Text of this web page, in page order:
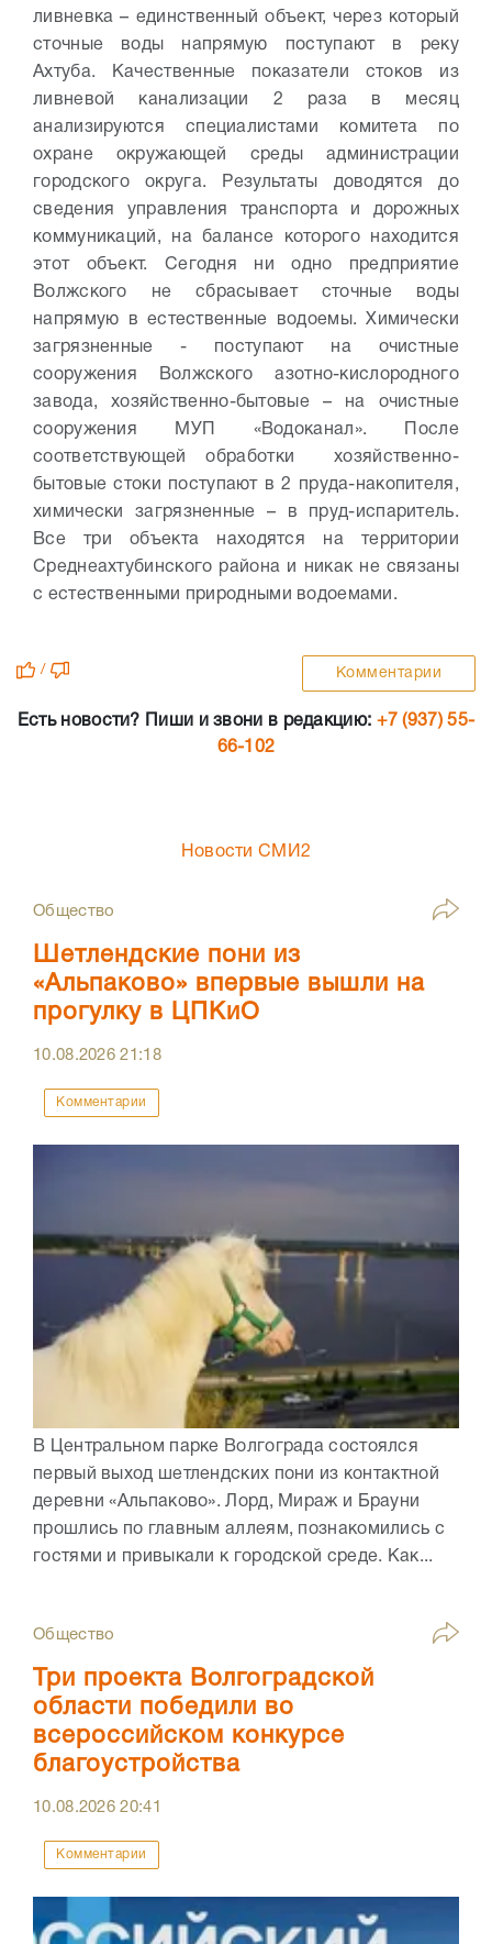
ливневка – единственный объект, через который
сточные воды напрямую поступают в реку
Ахтуба. Качественные показатели стоков из
ливневой канализации 2 раза в месяц
анализируются специалистами комитета по
охране окружающей среды администрации
городского округа. Результаты доводятся до
сведения управления транспорта и дорожных
коммуникаций, на балансе которого находится
этот объект. Сегодня ни одно предприятие
Волжского не сбрасывает сточные воды
напрямую в естественные водоемы. Химически
загрязненные - поступают на очистные
сооружения Волжского азотно-кислородного
завода, хозяйственно-бытовые – на очистные
сооружения МУП «Водоканал». После
соответствующей обработки хозяйственно-
бытовые стоки поступают в 2 пруда-накопителя,
химически загрязненные – в пруд-испаритель.
Все три объекта находятся на территории
Среднеахтубинского района и никак не связаны
с естественными природными водоемами.
/ Комментарии
Есть новости? Пиши и звони в редакцию: +7 (937) 55-
66-102
Новости СМИ2
Общество
Шетлендские пони из
«Альпаково» впервые вышли на
прогулку в ЦПКиО
10.08.202621:18
Комментарии
В Центральном парке Волгограда состоялся
первый выход шетлендских пони из контактной
деревни «Альпаково». Лорд, Мираж и Брауни
прошлись по главным аллеям, познакомились с
гостями и привыкали к городской среде. Как...
Общество
Три проекта Волгоградской
области победили во
всероссийском конкурсе
благоустройства
10.08.202620:41
Комментарии